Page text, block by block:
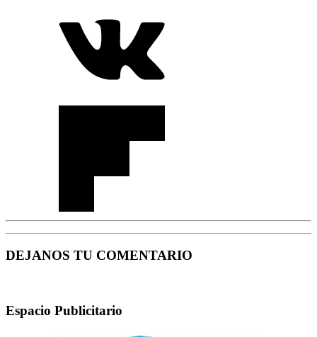
DEJANOS TU COMENTARIO
Espacio Publicitario